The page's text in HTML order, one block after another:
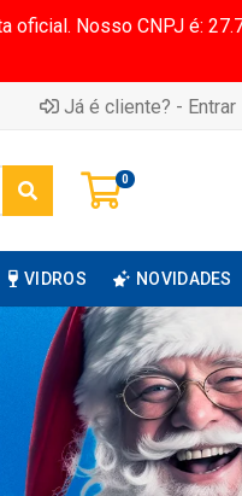
oficial. Nosso CNPJ é:
Já é cliente? - Entrar
0
VIDROS NOVIDADES